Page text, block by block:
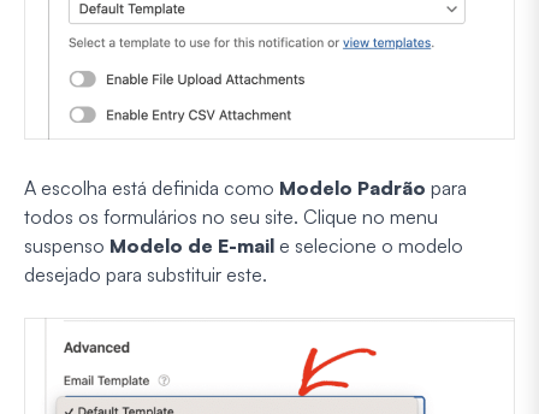
A escolha está definida como Modelo Padrão para
todos os formulários no seu site. Clique no menu
suspenso Modelo de E-mail e selecione o modelo
desejado para substituir este.